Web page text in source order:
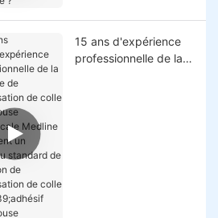
15 ans d'expérience
professionnelle de la